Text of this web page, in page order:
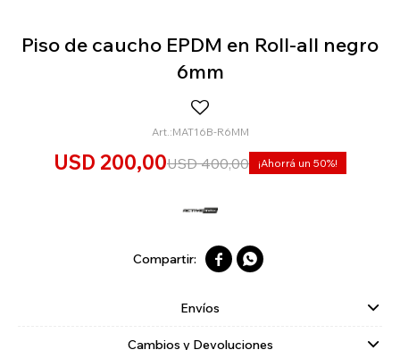
Piso de caucho EPDM en Roll-all negro
6mm
MAT16B-R6MM
USD 200,00USD 400,00 50
 
Envíos
Cambios y Devoluciones